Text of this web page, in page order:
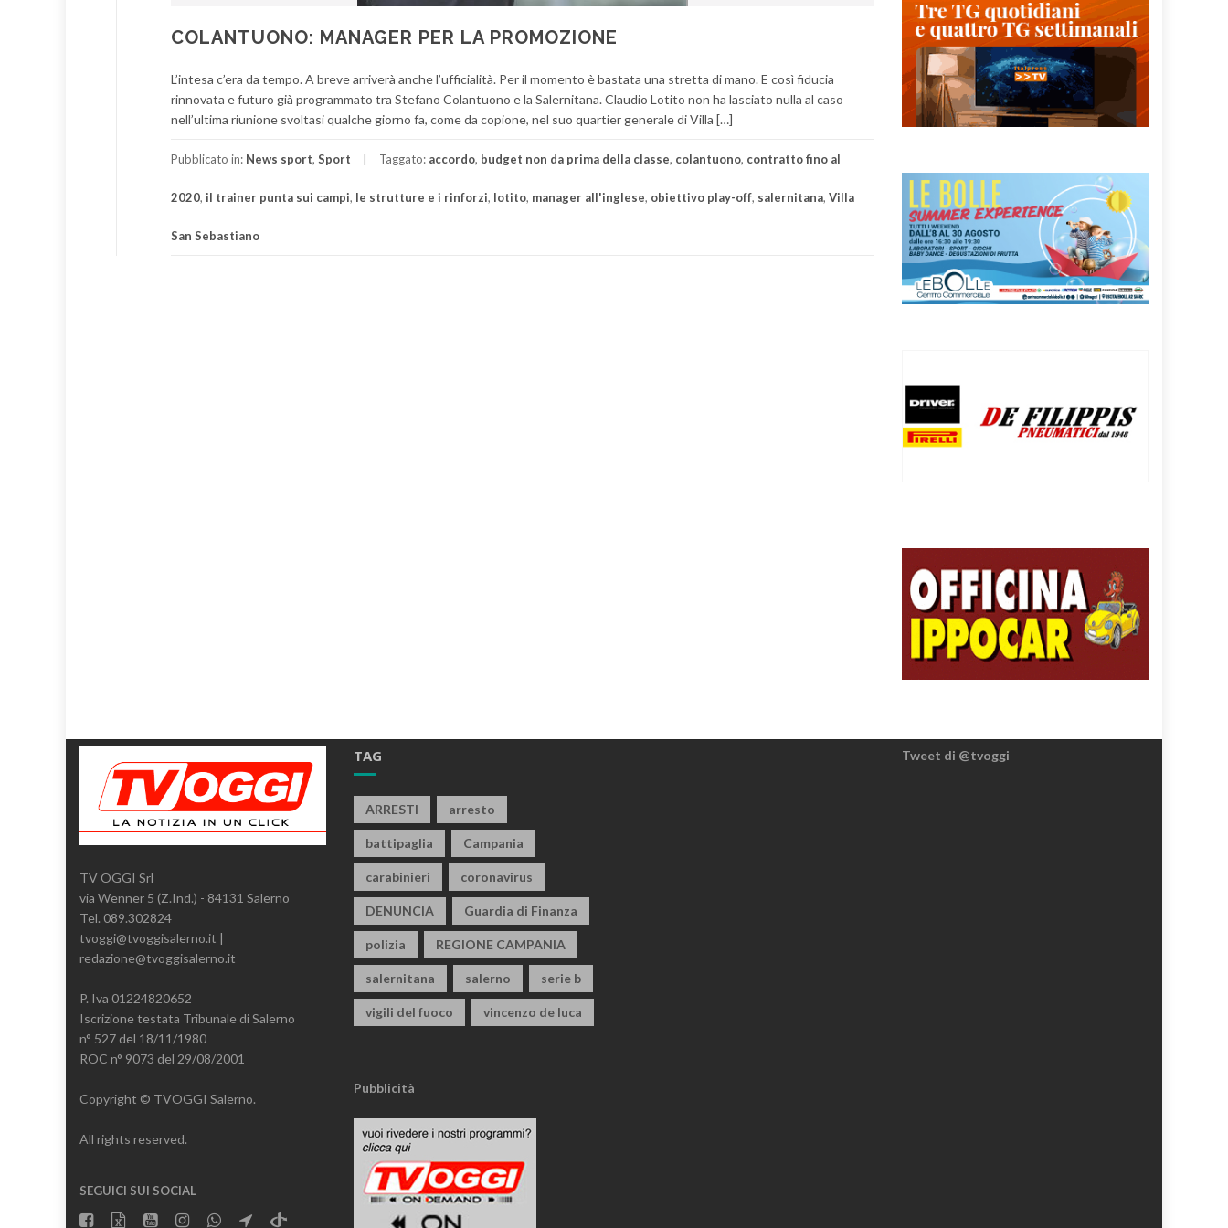
COLANTUONO: MANAGER PER LA PROMOZIONE
L’intesa c’era da tempo. A breve arriverà anche l’ufficialità. Per il momento è bastata una stretta di mano. E così fiducia
rinnovata e futuro già programmato tra Stefano Colantuono e la Salernitana. Claudio Lotito non ha lasciato nulla al caso
nell’ultima riunione svoltasi qualche giorno fa, come da copione, nel suo quartier generale di Villa […]
Pubblicato in: News sport, Sport Taggato: accordo, budget non da prima della classe, colantuono, contratto fino al
2020, il trainer punta sui campi, le strutture e i rinforzi, lotito, manager all'inglese, obiettivo play-off, salernitana, Villa
San Sebastiano
TV OGGI Srl
via Wenner 5 (Z.Ind.) - 84131 Salerno
Tel. 089.302824
tvoggi@tvoggisalerno.it |
redazione@tvoggisalerno.it
P. Iva 01224820652
Iscrizione testata Tribunale di Salerno
n° 527 del 18/11/1980
ROC n° 9073 del 29/08/2001
Copyright © TVOGGI Salerno.
All rights reserved.
SEGUICI SUI SOCIAL
TAG
ARRESTI arresto
battipaglia Campania
carabinieri coronavirus
DENUNCIA Guardia di Finanza
polizia REGIONE CAMPANIA
salernitana salerno serie b
vigili del fuoco vincenzo de luca
Pubblicità
Tweet di @tvoggi